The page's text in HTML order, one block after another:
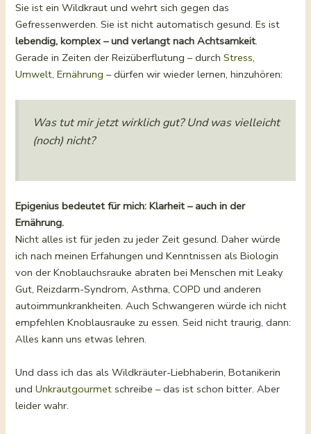
Sie ist ein Wildkraut und wehrt sich gegen das
Gefressenwerden. Sie ist nicht automatisch gesund. Es ist
lebendig, komplex – und verlangt nach Achtsamkeit.
Gerade in Zeiten der Reizüberflutung – durchStress,
Umwelt,Ernährung – dürfen wir wieder lernen, hinzuhören:
Was tut mir jetzt wirklich gut? Und was vielleicht
(noch) nicht?
Epigenius bedeutet für mich: Klarheit – auch in der
Ernährung.
Nicht alles ist für jeden zu jeder Zeit gesund. Daher würde
ich nach meinen Erfahungen und Kenntnissen als Biologin
von der Knoblauchsrauke abraten bei Menschen mit Leaky
Gut, Reizdarm-Syndrom, Asthma, COPD und anderen
autoimmunkrankheiten. Auch Schwangeren würde ich nicht
empfehlen Knoblausrauke zu essen. Seid nicht traurig, dann:
Alles kann uns etwas lehren.
Und dass ich das als Wildkräuter-Liebhaberin, Botanikerin
undUnkrautgourmet schreibe – das ist schon bitter. Aber
leider wahr.